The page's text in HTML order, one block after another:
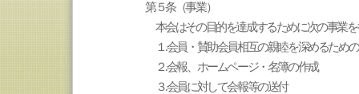
第５条（事業）
本会はその目的を達成するために次の事業
１ .会員・賛助会員相互の親睦を深めるため
２.会報、ホームページ・名簿の作成
３.会員に対して会報等の送付